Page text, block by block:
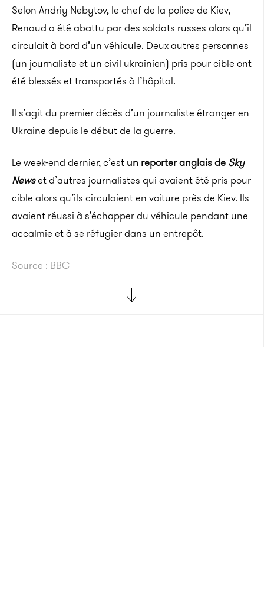
Selon Andriy Nebytov, le chef de la police de Kiev,
Renaud a été abattu par des soldats russes alors qu’il
circulait à bord d’un véhicule. Deux autres personnes
(un journaliste et un civil ukrainien) pris pour cible ont
été blessés et transportés à l’hôpital.
Il s’agit du premier décès d’un journaliste étranger en
Ukraine depuis le début de la guerre.
Le week-end dernier, c’est un reporter anglais de Sky
Newset d’autres journalistes qui avaient été pris pour
cible alors qu’ils circulaient en voiture près de Kiev. Ils
avaient réussi à s’échapper du véhicule pendant une
accalmie et à se réfugier dans un entrepôt.
Source : BBC